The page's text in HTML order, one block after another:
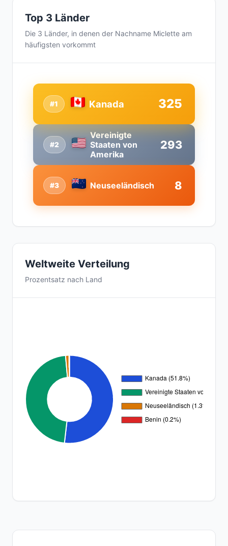
Top 3 Länder
Die 3 Länder, in denen der Nachname Miclette am
häufigsten vorkommt
#2
Vereinigte
Staaten von
Amerika
293
#1 Kanada 325
#3 Neuseeländisch 8
Weltweite Verteilung
Prozentsatz nach Land